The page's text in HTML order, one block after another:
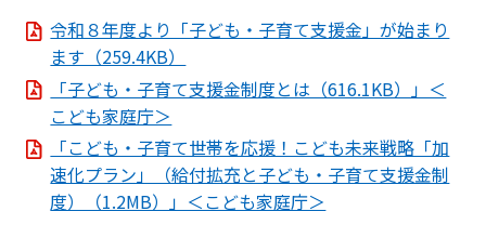
令和８年度より「子ども・子育て支援金」が始まり
ます（259.4KB）
「子ども・子育て支援金制度とは（616.1KB）」＜
こども家庭庁＞
「こども・子育て世帯を応援！こども未来戦略「加
速化プラン」（給付拡充と子ども・子育て支援金制
度）（1.2MB）」＜こども家庭庁＞